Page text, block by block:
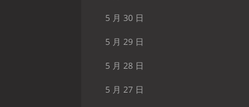
5 月 30 日
5 月 29 日
5 月 28 日
5 月 27 日